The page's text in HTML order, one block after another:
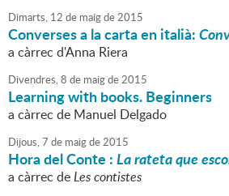
Dimarts, 12 de maigde2015
Converses a la carta en italià:
a càrrec d'Anna Riera
Divendres,8 de maigde2015
Learning with books. Beginners
a càrrec de Manuel Delgado
Dijous,7 de maigde2015
Hora del Conte :La rateta que
a càrrec deLes contistes